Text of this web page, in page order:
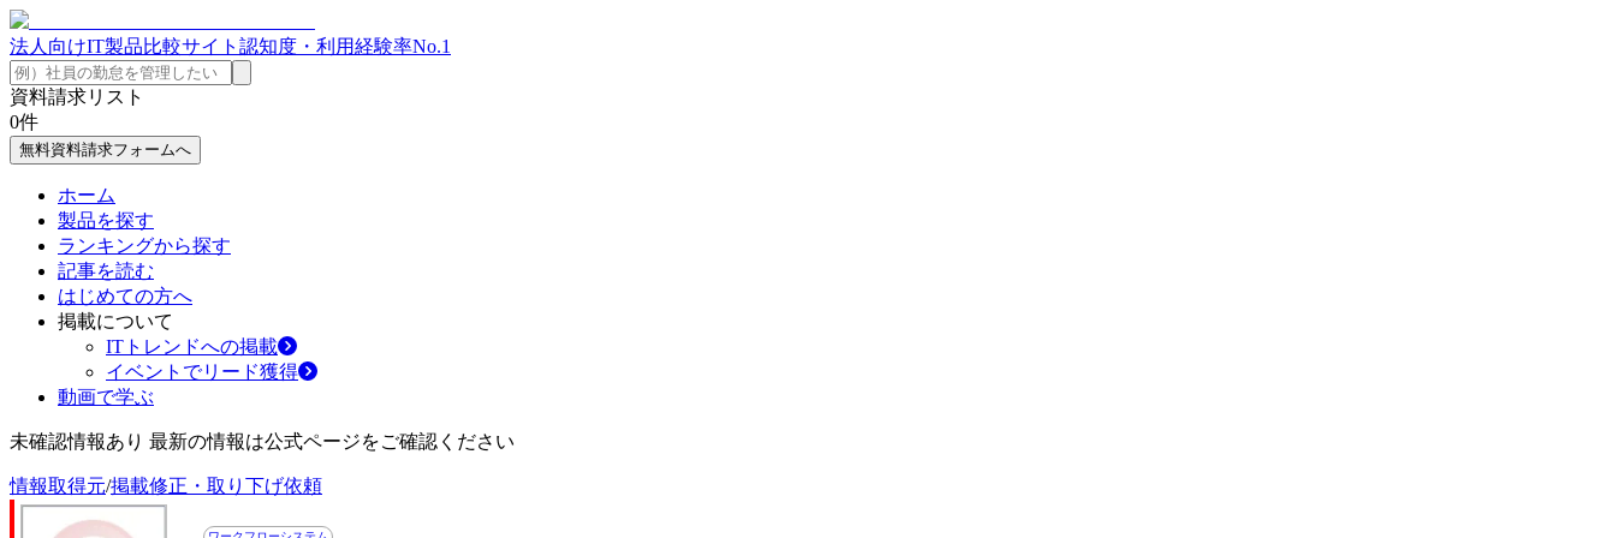
法人向けIT製品比較サイト 認知度・利用経験率No.1
資料請求リスト
0件
無料資料請求フォームへ
ホーム
製品を探す
ランキングから探す
記事を読む
はじめての方へ
掲載について
ITトレンドへの掲載
イベントでリード獲得
動画で学ぶ
未確認情報あり 最新の情報は公式ページをご確認ください
情報取得元/掲載修正・取り下げ依頼